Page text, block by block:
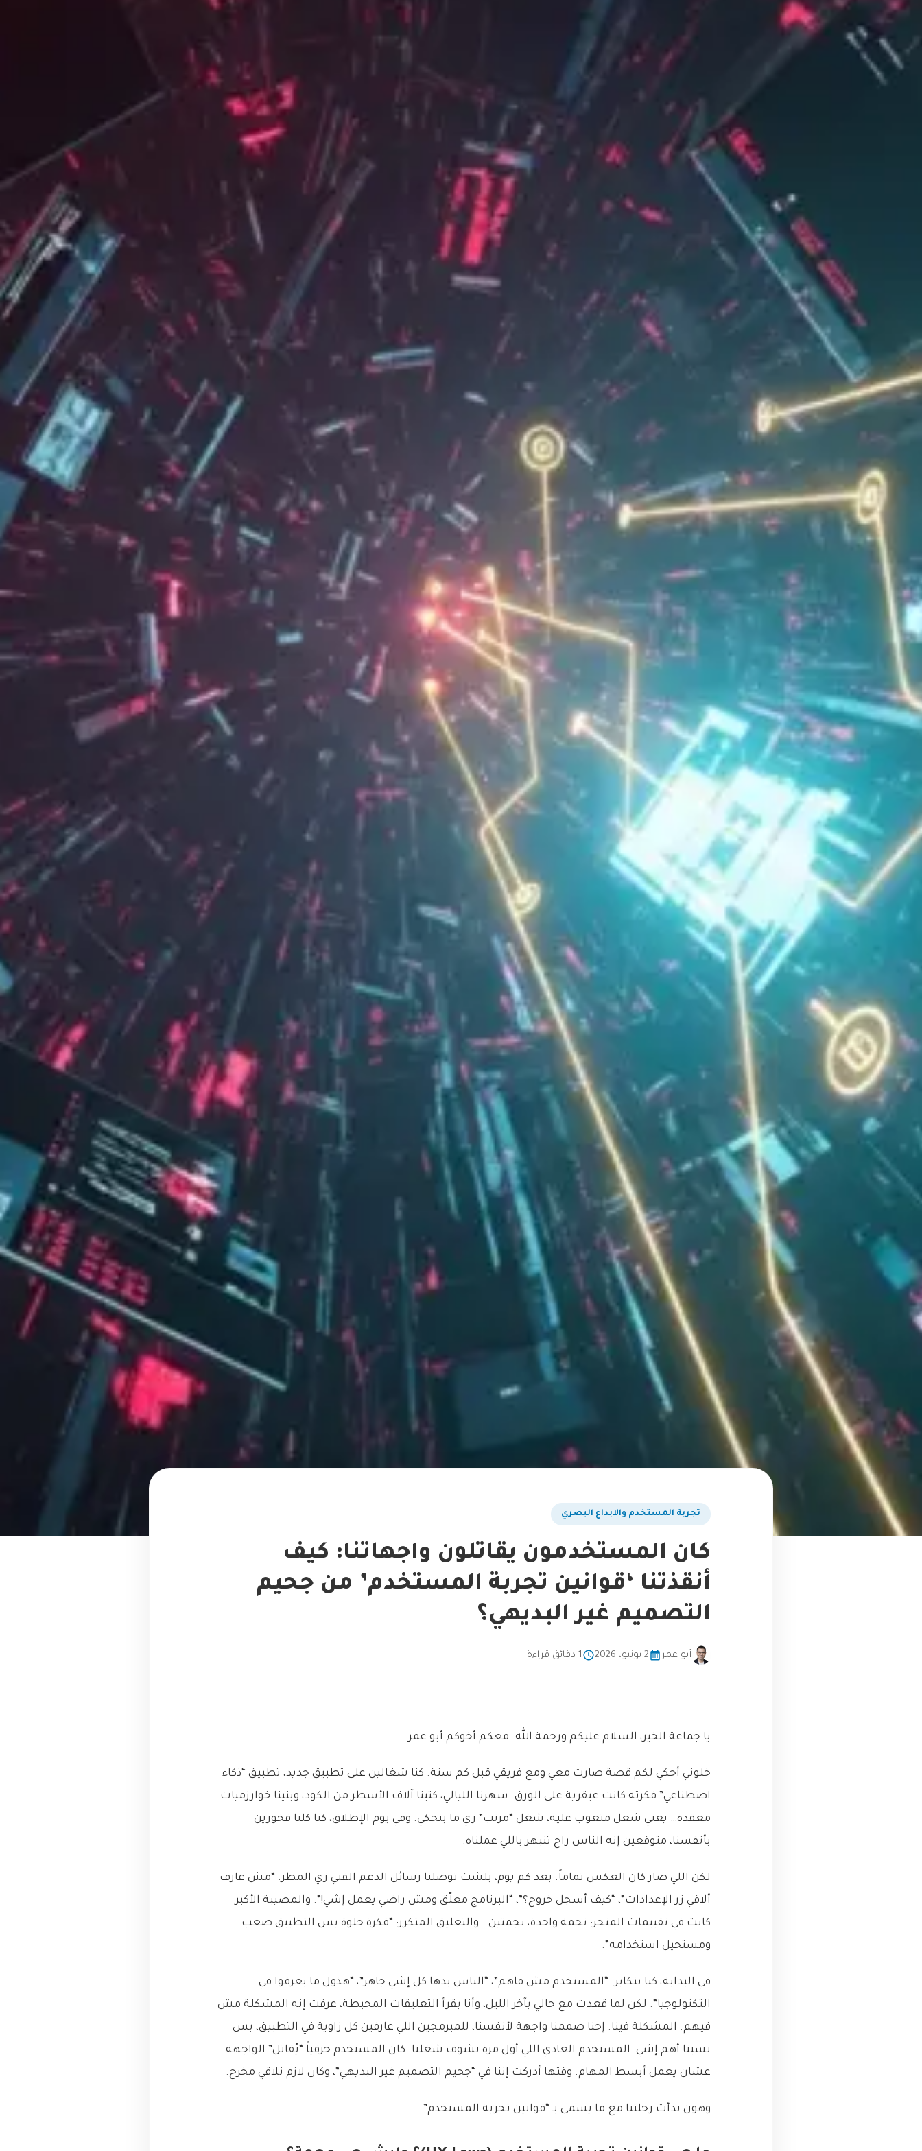
تجربة المستخدم والابداع البصري
كان المستخدمون يقاتلون واجهاتنا: كيف
أنقذتنا ‘قوانين تجربة المستخدم’ من جحيم
التصميم غير البديهي؟
أبو عمر 2 يونيو، 2026 1 دقائق قراءة
يا جماعة الخير، السلام عليكم ورحمة الله. معكم أخوكم أبو عمر.
خلوني أحكي لكم قصة صارت معي ومع فريقي قبل كم سنة. كنا شغالين على تطبيق جديد، تطبيق “ذكاء
اصطناعي” فكرته كانت عبقرية على الورق. سهرنا الليالي، كتبنا آلاف الأسطر من الكود، وبنينا خوارزميات
معقدة… يعني شغل متعوب عليه، شغل “مرتب” زي ما بنحكي. وفي يوم الإطلاق، كنا كلنا فخورين
بأنفسنا، متوقعين إنه الناس راح تنبهر باللي عملناه.
لكن اللي صار كان العكس تماماً. بعد كم يوم، بلشت توصلنا رسائل الدعم الفني زي المطر. “مش عارف
ألاقي زر الإعدادات”، “كيف أسجل خروج؟”، “البرنامج معلّق ومش راضي يعمل إشي!”. والمصيبة الأكبر
كانت في تقييمات المتجر: نجمة واحدة، نجمتين… والتعليق المتكرر: “فكرة حلوة بس التطبيق صعب
ومستحيل استخدامه”.
في البداية، كنا بنكابر. “المستخدم مش فاهم”، “الناس بدها كل إشي جاهز”، “هذول ما بعرفوا في
التكنولوجيا”. لكن لما قعدت مع حالي بآخر الليل، وأنا بقرأ التعليقات المحبطة، عرفت إنه المشكلة مش
فيهم. المشكلة فينا. إحنا صممنا واجهة لأنفسنا، للمبرمجين اللي عارفين كل زاوية في التطبيق، بس
نسينا أهم إشي: المستخدم العادي اللي أول مرة بشوف شغلنا. كان المستخدم حرفياً “يُقاتل” الواجهة
عشان يعمل أبسط المهام. وقتها أدركت إننا في “جحيم التصميم غير البديهي”، وكان لازم نلاقي مخرج.
وهون بدأت رحلتنا مع ما يسمى بـ “قوانين تجربة المستخدم”.